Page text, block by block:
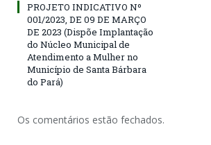
PROJETO INDICATIVO Nº
001/2023, DE 09 DE MARÇO
DE 2023 (Dispõe Implantação
do Núcleo Municipal de
Atendimento a Mulher no
Município de Santa Bárbara
do Pará)
Os comentários estão fechados.